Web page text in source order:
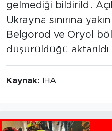
gelmediği bildirildi.
Ukrayna sınırına
Belgorod ve Oryol
düşürüldüğü aktarıldı.
Kaynak: İHA